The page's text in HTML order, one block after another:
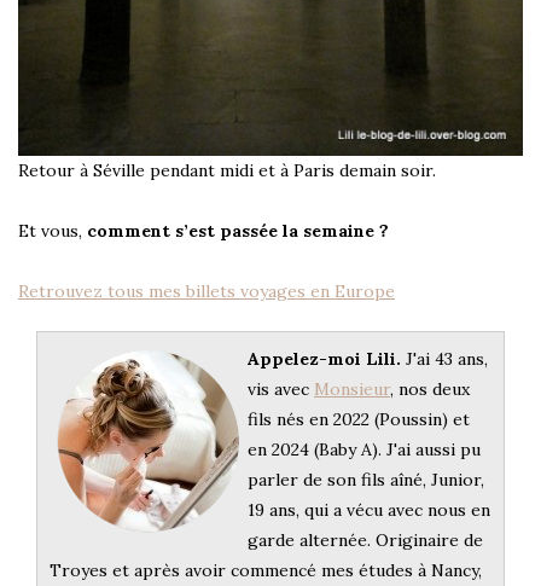
Retour à Séville pendant midi et à Paris demain soir.
Et vous, comment s’est passée la semaine ?
Retrouvez tous mes billets voyages en Europe
Appelez-moi Lili. J'ai 43 ans,
vis avec Monsieur, nos deux
fils nés en 2022 (Poussin) et
en 2024 (Baby A). J'ai aussi pu
parler de son fils aîné, Junior,
19 ans, qui a vécu avec nous en
garde alternée. Originaire de
Troyes et après avoir commencé mes études à Nancy,